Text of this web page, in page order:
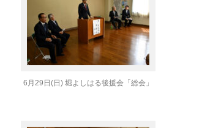
6月29日(日) 堀よしはる後援会「総会」